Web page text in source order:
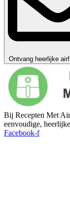
Ontvang heerlijke
Bij Recepten Met
eenvoudige,
Facebook-f